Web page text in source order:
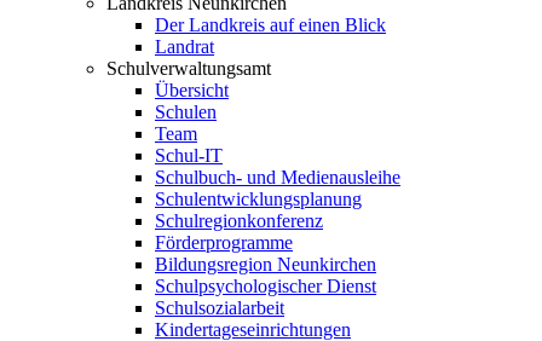
Der Landkreis auf einen Blick
Landrat
Schulverwaltungsamt
Übersicht
Schulen
Team
Schul-IT
Schulbuch- und Medienausleihe
Schulentwicklungsplanung
Schulregionkonferenz
Förderprogramme
Bildungsregion Neunkirchen
Schulpsychologischer Dienst
Schulsozialarbeit
Kindertageseinrichtungen